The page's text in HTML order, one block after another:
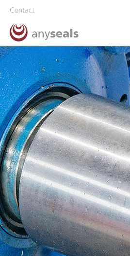
Contact